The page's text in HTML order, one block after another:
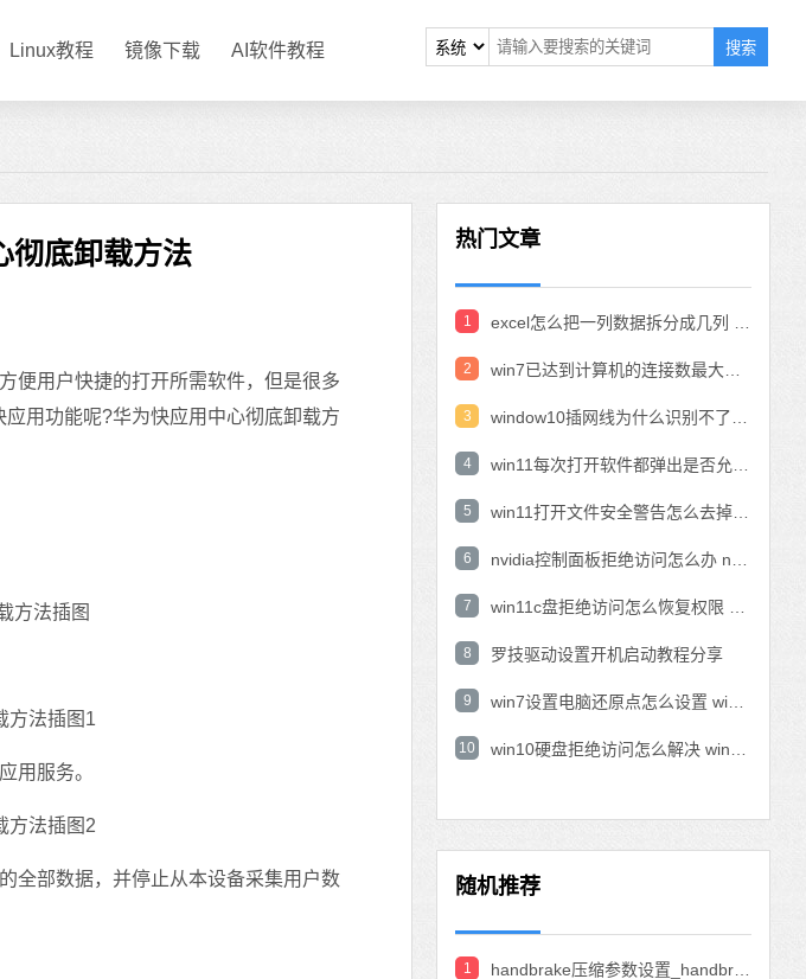
Linux教程 镜像下载 AI软件教程 搜索
彻底卸载方法
用户快捷的打开所需软件，但是很多
用功能呢?华为快应用中心彻底卸载方
用服务。
部数据，并停止从本设备采集用户数
热门文章
1
2
3
4
5
6
7
8 罗技驱动设置开机启动教程分享
9
10
随机推荐
1